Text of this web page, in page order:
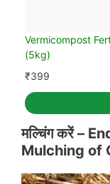
Vermicompost
(5kg)
₹399
मल्चिंग करें –
Mulching of